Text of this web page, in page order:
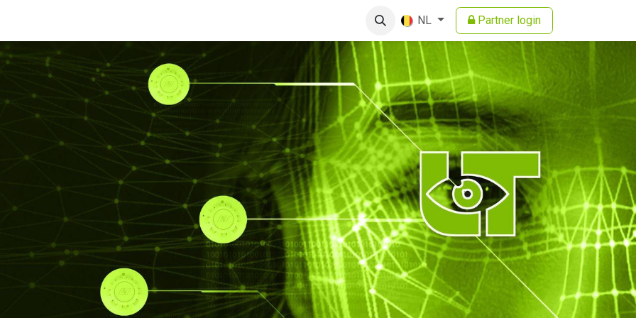
NL Partner login